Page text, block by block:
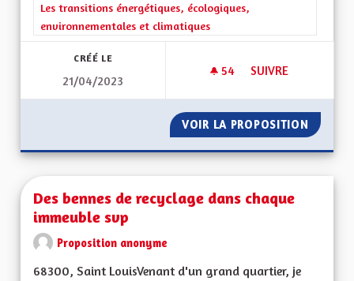
Filtrer les résultats de la catégorie : Les transitions
Les transitions énergétiques, écologiques,
environnementales et climatiques
CRÉÉ LE
21/04/2023
54 54 ABONNÉS
SUIVRE
VOIR LA PROPOSITION UNE
Des bennes de recyclage dans chaque
immeuble svp
Proposition anonyme
68300, Saint LouisVenant d'un grand quartier, je